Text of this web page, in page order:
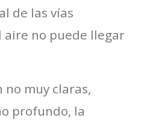
de las vías
no puede llegar
no muy claras,
profundo, la